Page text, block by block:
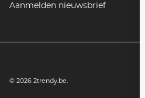
Aanmelden nieuwsbrief
© 2026 2trendy.be.